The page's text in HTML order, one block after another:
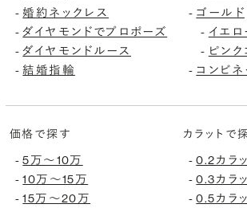
-婚約ネックレス
-ダイヤモンドでプロポーズ
-ダイヤモンドルース
-結婚指輪
- ゴールド
- イエ
- ピン
- コンビネ
価格で探す
-5万〜10万
-10万〜15万
-15万〜20万
カラットで
-0.2カラ
-0.3カラ
-0.5カラ